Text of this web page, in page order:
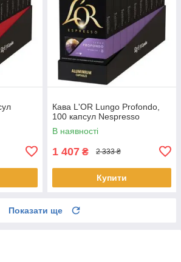
Кава L'OR Lungo Profondo,
100 капсул Nespresso
В наявності
1 407 ₴ 2 333 ₴
Купити
Показати ще